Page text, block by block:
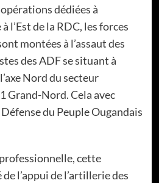
dédiées à
l’Est de la RDC, les forces
montées à l’assaut des
des ADF se situant à
Nord du secteur
Grand-Nord. Cela avec
Défense du Peuple Ougandais
cette
l’appui de l’artillerie des